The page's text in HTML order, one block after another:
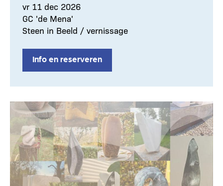
vr 11 dec 2026
GC 'de Mena'
Steen in Beeld / vernissage
Info en reserveren